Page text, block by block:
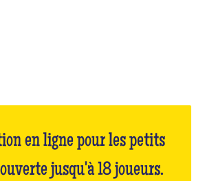
en ligne pour les petits
jusqu'à 18 joueurs.